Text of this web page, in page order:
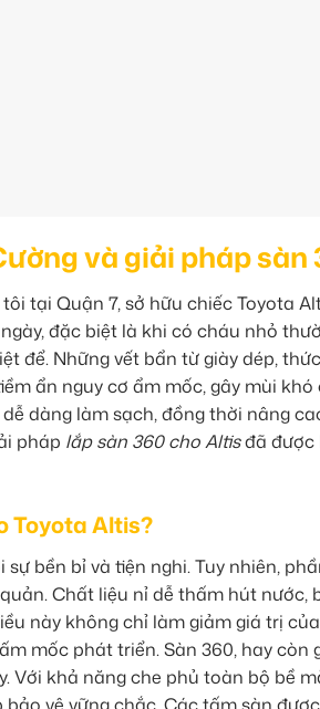
và giải pháp sàn
tại Quận 7, sở hữu chiếc Toyota
đặc biệt là khi có cháu nhỏ
để. Những vết bẩn từ giày dép,
ẩn nguy cơ ẩm mốc, gây mùi
dàng làm sạch, đồng thời nâng
pháp lắp sàn 360 cho Altisđã được
Toyota Altis?
bền bỉ và tiện nghi. Tuy nhiên,
Chất liệu nỉ dễ thấm hút nước,
này không chỉ làm giảm giá trị
mốc phát triển. Sàn 360, hay còn
khả năng che phủ toàn bộ bề